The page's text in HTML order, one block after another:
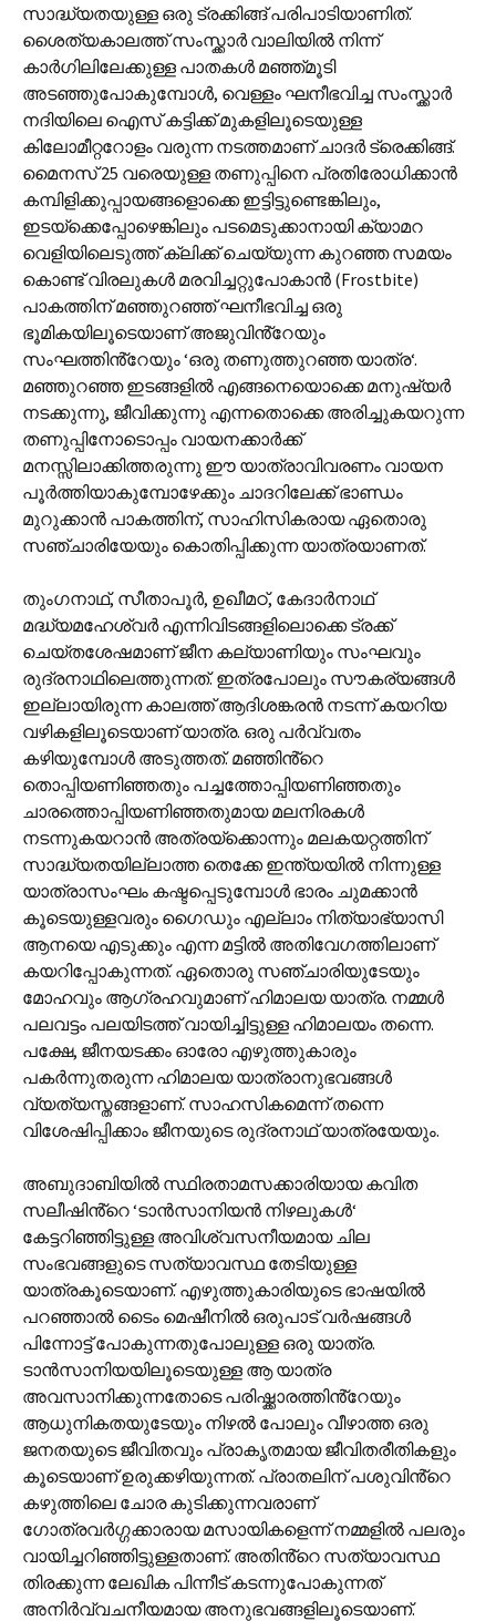
സാദ്ധ്യതയുള്ള ഒരു ട്രക്കിങ്ങ് പരിപാടിയാണിത്.
ശൈത്യകാലത്ത് സംസ്ക്കാർ വാലിയിൽ നിന്ന്
കാർഗിലിലേക്കുള്ള പാതകൾ മഞ്ഞ്മൂടി
അടഞ്ഞുപോകുമ്പോൾ, വെള്ളം ഘനീഭവിച്ച സംസ്ക്കാർ
നദിയിലെ ഐസ് കട്ടിക്ക് മുകളിലൂടെയുള്ള
കിലോമീറ്ററോളം വരുന്ന നടത്തമാണ് ചാദർ ട്രെക്കിങ്ങ്.
മൈനസ് 25 വരെയുള്ള തണുപ്പിനെ പ്രതിരോധിക്കാൻ
കമ്പിളിക്കുപ്പായങ്ങളൊക്കെ ഇട്ടിട്ടുണ്ടെങ്കിലും,
ഇടയ്ക്കെപ്പോഴെങ്കിലും പടമെടുക്കാനായി ക്യാമറ
വെളിയിലെടുത്ത് ക്ലിക്ക് ചെയ്യുന്ന കുറഞ്ഞ സമയം
കൊണ്ട് വിരലുകൾ മരവിച്ചറ്റുപോകാൻ (Frostbite)
പാകത്തിന് മഞ്ഞുറഞ്ഞ് ഘനീഭവിച്ച ഒരു
ഭൂമികയിലൂടെയാണ് അജുവിൻ്റേയും
സംഘത്തിൻ്റേയും ‘ഒരു തണുത്തുറഞ്ഞ യാത്ര‘.
മഞ്ഞുറഞ്ഞ ഇടങ്ങളിൽ എങ്ങനെയൊക്കെ മനുഷ്യർ
നടക്കുന്നു, ജീവിക്കുന്നു എന്നതൊക്കെ അരിച്ചുകയറുന്ന
തണുപ്പിനോടൊപ്പം വായനക്കാർക്ക്
മനസ്സിലാക്കിത്തരുന്നു ഈ യാത്രാവിവരണം വായന
പൂർത്തിയാകുമ്പോഴേക്കും ചാദറിലേക്ക് ഭാണ്ഡം
മുറുക്കാൻ പാകത്തിന്, സാഹിസികരായ ഏതൊരു
സഞ്ചാരിയേയും കൊതിപ്പിക്കുന്ന യാത്രയാണത്.
തുംഗനാഥ്, സീതാപൂർ, ഉഖീമഠ്, കേദാർനാഥ്
മദ്ധ്യമഹേശ്വർ എന്നിവിടങ്ങളിലൊക്കെ ട്രക്ക്
ചെയ്തശേഷമാണ് ജീന കല്യാണിയും സംഘവും
രുദ്രനാഥിലെത്തുന്നത്. ഇത്രപോലും സൗകര്യങ്ങൾ
ഇല്ലായിരുന്ന കാലത്ത് ആദിശങ്കരൻ നടന്ന് കയറിയ
വഴികളിലൂടെയാണ് യാത്ര. ഒരു പർവ്വതം
കഴിയുമ്പോൾ അടുത്തത്. മഞ്ഞിൻ്റെ
തൊപ്പിയണിഞ്ഞതും പച്ചത്തോപ്പിയണിഞ്ഞതും
ചാരത്തൊപ്പിയണിഞ്ഞതുമായ മലനിരകൾ
നടന്നുകയറാൻ അത്രയ്ക്കൊന്നും മലകയറ്റത്തിന്
സാദ്ധ്യതയില്ലാത്ത തെക്കേ ഇന്ത്യയിൽ നിന്നുള്ള
യാത്രാസംഘം കഷ്ടപ്പെടുമ്പോൾ ഭാരം ചുമക്കാൻ
കൂടെയുള്ളവരും ഗൈഡും എല്ലാം നിത്യാഭ്യാസി
ആനയെ എടുക്കും എന്ന മട്ടിൽ അതിവേഗത്തിലാണ്
കയറിപ്പോകുന്നത്. ഏതൊരു സഞ്ചാരിയുടേയും
മോഹവും ആഗ്രഹവുമാണ് ഹിമാലയ യാത്ര. നമ്മൾ
പലവട്ടം പലയിടത്ത് വായിച്ചിട്ടുള്ള ഹിമാലയം തന്നെ.
പക്ഷേ, ജീനയടക്കം ഓരോ എഴുത്തുകാരും
പകർന്നുതരുന്ന ഹിമാലയ യാത്രാനുഭവങ്ങൾ
വ്യത്യസ്തങ്ങളാണ്. സാഹസികമെന്ന് തന്നെ
വിശേഷിപ്പിക്കാം ജീനയുടെ രുദ്രനാഥ് യാത്രയേയും.
അബുദാബിയിൽ സ്ഥിരതാമസക്കാരിയായ കവിത
സലീഷിൻ്റെ ‘ടാൻസാനിയൻ നിഴലുകൾ‘
കേട്ടറിഞ്ഞിട്ടുള്ള അവിശ്വസനീയമായ ചില
സംഭവങ്ങളുടെ സത്യാവസ്ഥ തേടിയുള്ള
യാത്രകൂടെയാണ്. എഴുത്തുകാരിയുടെ ഭാഷയിൽ
പറഞ്ഞാൽ ടൈം മെഷീനിൽ ഒരുപാട് വർഷങ്ങൾ
പിന്നോട്ട് പോകുന്നതുപോലുള്ള ഒരു യാത്ര.
ടാൻസാനിയയിലൂടെയുള്ള ആ യാത്ര
അവസാനിക്കുന്നതോടെ പരിഷ്ക്കാരത്തിൻ്റേയും
ആധുനികതയുടേയും നിഴൽ പോലും വീഴാത്ത ഒരു
ജനതയുടെ ജീവിതവും പ്രാകൃതമായ ജീവിതരീതികളും
കൂടെയാണ് ഉരുക്കഴിയുന്നത്. പ്രാതലിന് പശുവിൻ്റെ
കഴുത്തിലെ ചോര കുടിക്കുന്നവരാണ്
ഗോത്രവർഗ്ഗക്കാരായ മസായികളെന്ന് നമ്മളിൽ പലരും
വായിച്ചറിഞ്ഞിട്ടുള്ളതാണ്. അതിൻ്റെ സത്യാവസ്ഥ
തിരക്കുന്ന ലേഖിക പിന്നീട് കടന്നുപോകുന്നത്
അനിർവ്വചനീയമായ അനുഭവങ്ങളിലൂടെയാണ്.